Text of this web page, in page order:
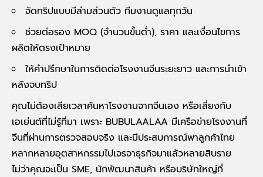
จัดทริปแบบมีล่ามส่วนตัว ทีมงานดูแลทุกวัน
ช่วยต่อรอง MOQ (จำนวนขั้นต่ำ), ราคา และเงื่อนไขการ
ผลิตให้ตรงเป้าหมาย
ให้คำปรึกษาในการติดต่อโรงงานจีนระยะยาว และการนำเข้า
หลังจบทริป
คุณไม่ต้องเสียเวลาค้นหาโรงงานจากจีนเอง หรือเสี่ยงกับ
เอเย่นต์ที่ไม่รู้ที่มา เพราะ BUBULAALAA มีเครือข่ายโรงงานที่
จีนที่ผ่านการตรวจสอบจริง และมีประสบการณ์พาลูกค้าไทย
หลากหลายอุตสาหกรรมไปเจรจาธุรกิจมาแล้วหลายสิบราย
ไม่ว่าคุณจะเป็น SME, นักพัฒนาสินค้า หรือบริษัทใหญ่ที่